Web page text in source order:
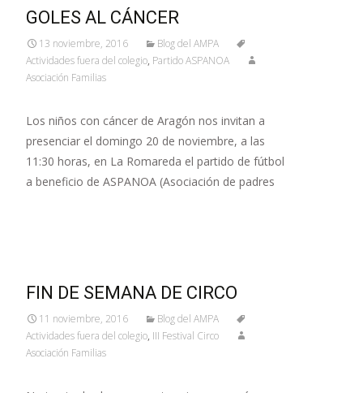
GOLES AL CÁNCER
13 noviembre, 2016
Blog del AMPA
Actividades fuera del colegio, Partido ASPANOA
Asociación Familias
Los niños con cáncer de Aragón nos invitan a
presenciar el domingo 20 de noviembre, a las
11:30 horas, en La Romareda el partido de fútbol
a beneficio de ASPANOA (Asociación de padres
FIN DE SEMANA DE CIRCO
11 noviembre, 2016
Blog del AMPA
Actividades fuera del colegio, III Festival Circo
Asociación Familias